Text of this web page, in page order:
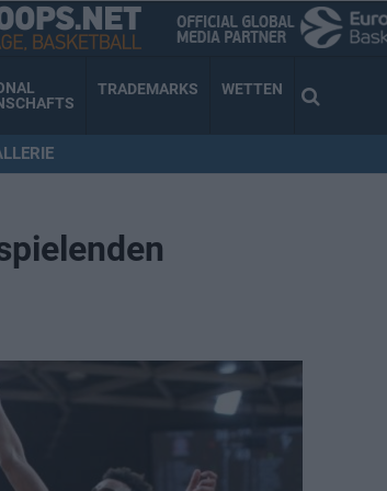
TRADEMARKS WETTEN